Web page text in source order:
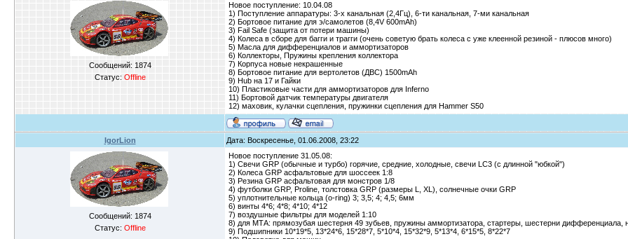
Сообщений: 1874
Статус: Offline
Новое поступление: 10.04.08
1) Поступление аппаратуры: 3-х канальная (2,4Гц), 6-ти канальная, 7-ми канальная
2) Бортовое питание для э/самолетов (8,4V 600mAh)
3) Fail Safe (защита от потери машины)
4) Колеса в сборе для багги и трагги (очень советую брать колеса с уже клеенной резиной - плюсов много)
5) Масла для дифференциалов и аммортизаторов
6) Коллекторы, Пружины крепления коллектора
7) Корпуса новые некрашенные
8) Бортовое питание для вертолетов (ДВС) 1500mAh
9) Hub на 17 и Гайки
10) Пластиковые части для аммортизаторов для Inferno
11) Бортовой датчик температуры двигателя
12) маховик, кулачки сцепления, пружинки сцепления для Hammer S50
IgorLion Дата: Воскресенье, 01.06.2008, 23:22
Сообщений: 1874
Статус: Offline
Новое поступление 31.05.08:
1) Свечи GRP (обычные и турбо) горячие, средние, холодные, свечи LC3 (с длинной "юбкой")
2) Колеса GRP асфальтовые для шоссеек 1:8
3) Резина GRP асфальтовая для монстров 1/8
4) футболки GRP, Proline, толстовка GRP (размеры L, XL), солнечные очки GRP
5) уплотнительные кольца (o-ring) 3; 3,5; 4; 4,5; 6мм
6) винты 4*6; 4*8; 4*10; 4*12
7) воздушные фильтры для моделей 1:10
8) для МТА: прямозубая шестерня 49 зубьев, пружины аммортизатора, стартеры, шестерни дифференциала,
9) Подшипники 10*19*5, 13*24*6, 15*28*7, 5*10*4, 15*32*9, 5*13*4, 6*15*5, 8*22*7